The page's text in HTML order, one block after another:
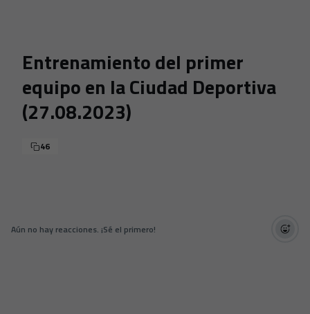
Entrenamiento del primer
equipo en la Ciudad Deportiva
(27.08.2023)
46
Aún no hay reacciones. ¡Sé el primero!